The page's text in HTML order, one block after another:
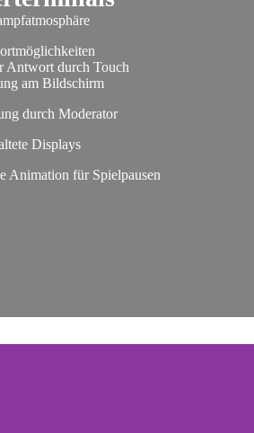
Antwort durch Touch
am Bildschirm
durch Moderator
Displays
Animation für Spielpausen